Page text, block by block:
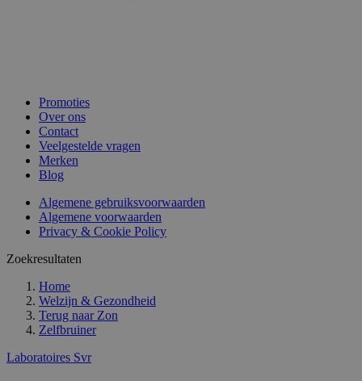
Promoties
Over ons
Contact
Veelgestelde vragen
Merken
Blog
Algemene gebruiksvoorwaarden
Algemene voorwaarden
Privacy & Cookie Policy
Zoekresultaten
Home
Welzijn & Gezondheid
Terug naar Zon
Zelfbruiner
Laboratoires Svr